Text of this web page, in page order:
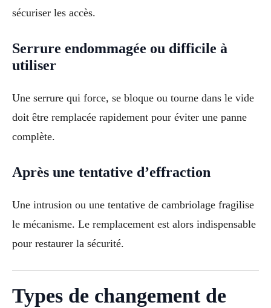
sécuriser les accès.
Serrure endommagée ou difficile à
utiliser
Une serrure qui force, se bloque ou tourne dans le vide
doit être remplacée rapidement pour éviter une panne
complète.
Après une tentative d’effraction
Une intrusion ou une tentative de cambriolage fragilise
le mécanisme. Le remplacement est alors indispensable
pour restaurer la sécurité.
Types de changement de